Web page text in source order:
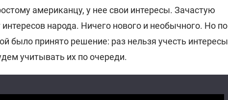
американцу, у нее свои интересы. Зачастую
народа. Ничего нового и необычного. Но по
было принято решение: раз нельзя учесть интересы
учитывать их по очереди.